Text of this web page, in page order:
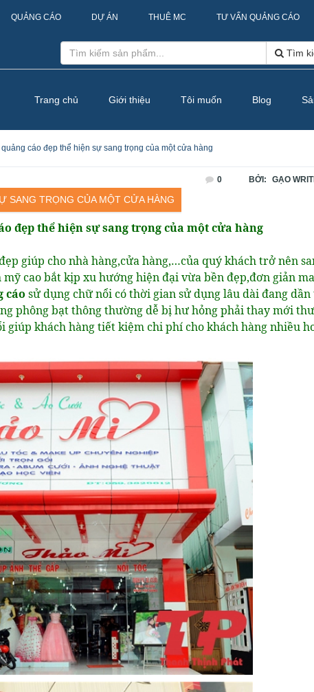
QUẢNG CÁO DỰ ÁN THUÊ MC TƯ VẤN QUẢNG CÁO
Tìm
Trang chủ Giới thiệu Tôi muốn Blog
quảng cáo đẹp thể hiện sự sang trọng của một cửa hàng
SANG TRỌNG CỦA MỘT CỬA HÀNG
0 BỞI: GẠO
đẹp thể hiện sự sang trọng của một cửa hàng
giúp cho nhà hàng,cửa hàng,…của quý khách trở nên
cao bắt kịp xu hướng hiện đại vừa bền đẹp,đơn giản
cáo sử dụng chữ nổi có thời gian sử dụng lâu dài đang
phông bạt thông thường dễ bị hư hỏng phải thay mới
giúp khách hàng tiết kiệm chi phí cho khách hàng nhiều